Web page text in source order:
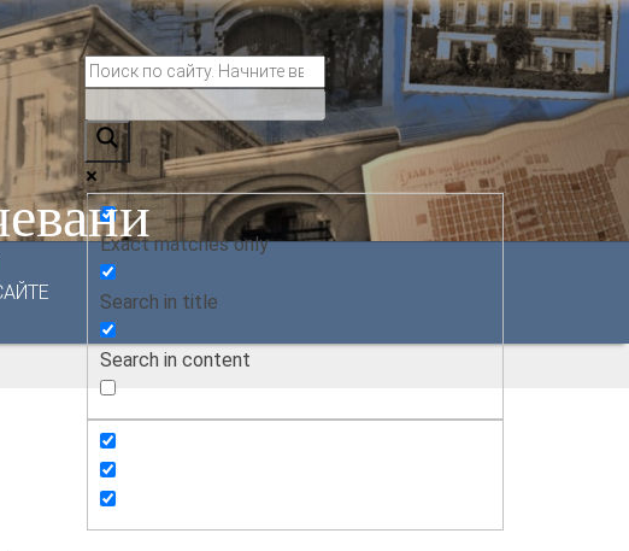
Exact matches only
Search in title
Search in content